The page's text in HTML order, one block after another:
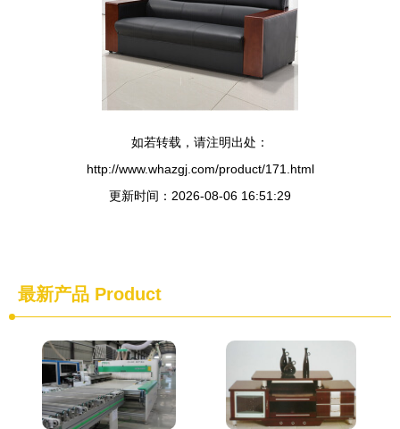
如若转载，请注明出处：
http://www.whazgj.com/product/171.html
更新时间：2026-08-06 16:51:29
最新产品 Product